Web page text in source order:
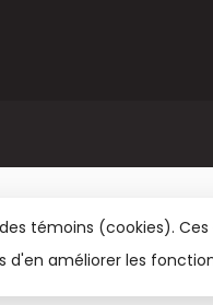
B2B Flowers BV - Vente
témoins (cookies).
d'en améliorer les